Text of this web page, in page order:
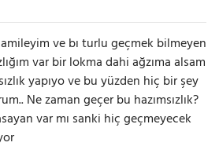
ve bı turlu geçmek bilmeyen
var bir lokma dahi ağzıma alsam
yapıyo ve bu yüzden hiç bir şey
Ne zaman geçer bu hazımsızlık?
var mı sanki hiç geçmeyecek